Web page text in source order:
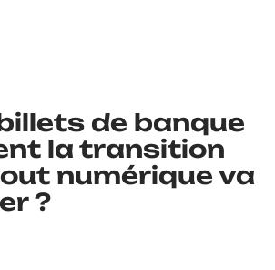
de banque
la transition
numérique va
?